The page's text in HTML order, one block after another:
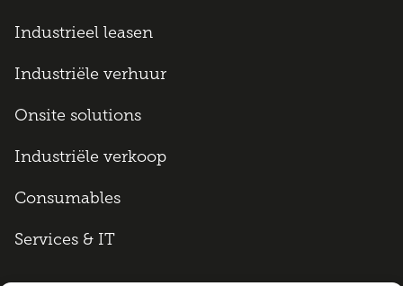
Industrieel leasen
Industriële verhuur
Onsite solutions
Industriële verkoop
Consumables
Services & IT